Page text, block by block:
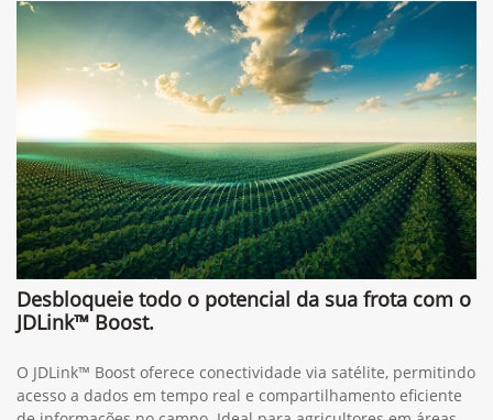
Desbloqueie todo o potencial da sua frota com o
JDLink™ Boost.
O JDLink™ Boost oferece conectividade via satélite, permitindo
acesso a dados em tempo real e compartilhamento eficiente